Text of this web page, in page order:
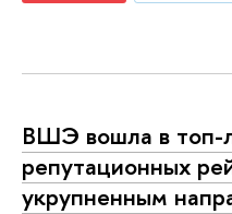
ВШЭ вошла в топ-
репутационных
укрупненным